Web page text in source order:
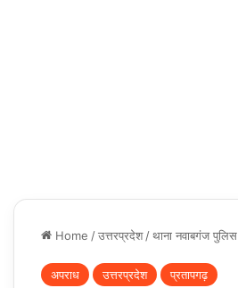
Home /उत्तरप्रदेश /थाना नवाबगंज
अपराध उत्तरप्रदेश प्रतापगढ़